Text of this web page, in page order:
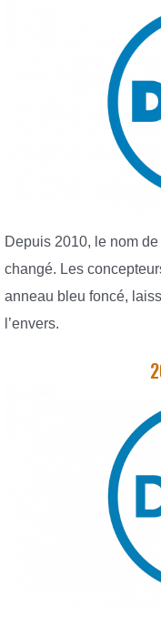
Depuis 2010, le nom
changé. Les
anneau bleu foncé,
l’envers.